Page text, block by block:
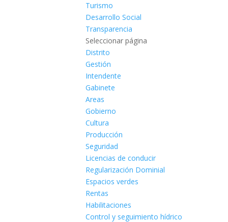
Turismo
Desarrollo Social
Transparencia
Seleccionar página
Distrito
Gestión
Intendente
Gabinete
Areas
Gobierno
Cultura
Producción
Seguridad
Licencias de conducir
Regularización Dominial
Espacios verdes
Rentas
Habilitaciones
Control y seguimiento hídrico